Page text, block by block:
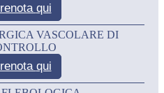
qui
VASCOLARE DI
qui